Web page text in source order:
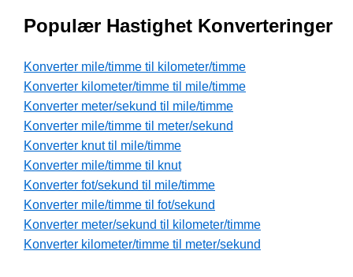
Populær Hastighet Konverteringer
Konverter mile/timme til kilometer/timme
Konverter kilometer/timme til mile/timme
Konverter meter/sekund til mile/timme
Konverter mile/timme til meter/sekund
Konverter knut til mile/timme
Konverter mile/timme til knut
Konverter fot/sekund til mile/timme
Konverter mile/timme til fot/sekund
Konverter meter/sekund til kilometer/timme
Konverter kilometer/timme til meter/sekund